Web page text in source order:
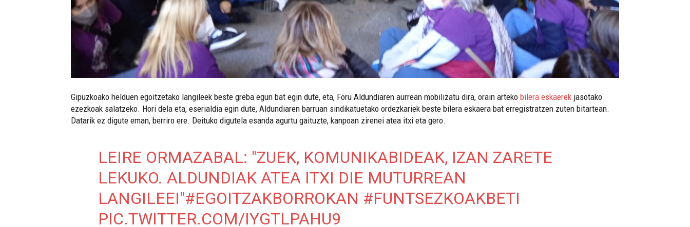
Gipuzkoako helduen egoitzetako langileek beste greba egun bat egin dute, eta, Foru Aldundiaren aurrean mobilizatu dira, orain arteko bilera eskaerek jasotako
ezezkoak salatzeko. Hori dela eta, eserialdia egin dute, Aldundiaren barruan sindikatuetako ordezkariek beste bilera eskaera bat erregistratzen zuten bitartean.
Datarik ez digute eman, berriro ere. Deituko digutela esanda agurtu gaituzte, kanpoan zirenei atea itxi eta gero.
LEIRE ORMAZABAL: "ZUEK, KOMUNIKABIDEAK, IZAN ZARETE
LEKUKO. ALDUNDIAK ATEA ITXI DIE MUTURREAN
LANGILEEI"#EGOITZAKBORROKAN #FUNTSEZKOAKBETI
PIC.TWITTER.COM/IYGTLPAHU9